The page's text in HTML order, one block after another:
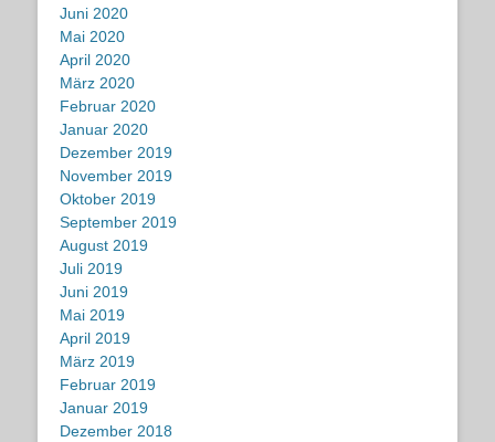
Juni 2020
Mai 2020
April 2020
März 2020
Februar 2020
Januar 2020
Dezember 2019
November 2019
Oktober 2019
September 2019
August 2019
Juli 2019
Juni 2019
Mai 2019
April 2019
März 2019
Februar 2019
Januar 2019
Dezember 2018